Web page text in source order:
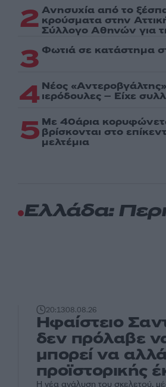
2 Ανησυχία από το
κρούσματα στην
Σύλλογο Αθηνών για
3 Φωτιά σε κατάστημα
4 Νέος
ιερόδουλες – Είχε
5 Με 40άρια
βρίσκονται στο
μελτέμια
Ελλάδα:
20:1308.08.26
Ηφαίστειο
δεν πρόλαβε
μπορεί να
προϊστορικής
Η νέα ανάλυση του σκελετού,